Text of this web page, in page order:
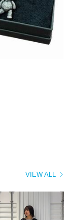
VIEW ALL